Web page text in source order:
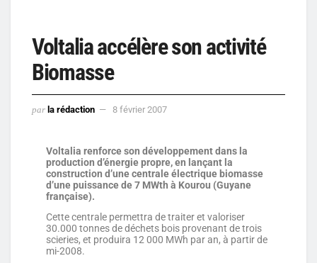
Voltalia accélère son activité
Biomasse
par la rédaction 8 février 2007
Voltalia renforce son développement dans la
production d’énergie propre, en lançant la
construction d’une centrale électrique biomasse
d’une puissance de 7 MWth à Kourou (Guyane
française).
Cette centrale permettra de traiter et valoriser
30.000 tonnes de déchets bois provenant de trois
scieries, et produira 12 000 MWh par an, à partir de
mi-2008.